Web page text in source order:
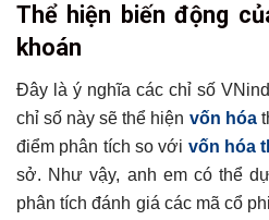
Thể hiện biến động
khoán
Đây là ý nghĩa các chỉ số
chỉ số này sẽ thể hiện vốn hóa
điểm phân tích so với vốn hóa
sở. Như vậy, anh em có thể
phân tích đánh giá các mã cổ